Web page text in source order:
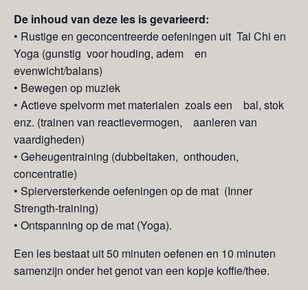
De inhoud van deze les is gevarieerd:
• Rustige en geconcentreerde oefeningen uit Tai Chi en
Yoga (gunstig voor houding, adem en
evenwicht/balans)
• Bewegen op muziek
• Actieve spelvorm met materialen zoals een bal, stok
enz. (trainen van reactievermogen, aanleren van
vaardigheden)
• Geheugentraining (dubbeltaken, onthouden,
concentratie)
• Spierversterkende oefeningen op de mat (Inner
Strength-training)
• Ontspanning op de mat (Yoga).
Een les bestaat uit 50 minuten oefenen en 10 minuten
samenzijn onder het genot van een kopje koffie/thee.